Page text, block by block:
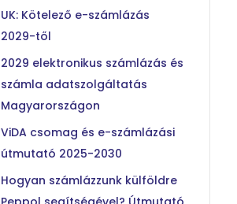
UK: Kötelező e-számlázás
2029-től
2029 elektronikus számlázás és
számla adatszolgáltatás
Magyarországon
ViDA csomag és e-számlázási
útmutató 2025-2030
Hogyan számlázzunk külföldre